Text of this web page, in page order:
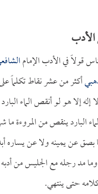
قولاً في الأدب الإمام
أكثر من عشر نقاط تكلماً
إله إلا هو لو أنقص الماء
البارد ينقص من المروءة ما
بصق عن يمينه ولا عن يساره
مد رجله مع الجليس من أدبه
حتى ينتهي.